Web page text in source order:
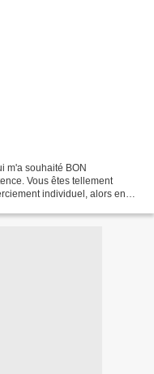
m'a souhaité BON
Vous êtes tellement
individuel, alors en